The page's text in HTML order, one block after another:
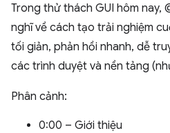
Trong thử thách GUI hôm nay,
nghĩ về cách tạo trải nghiệm
tối giản, phản hồi nhanh, dễ
các trình duyệt và nền tảng
Phân cảnh:
0:00 – Giới thiệu